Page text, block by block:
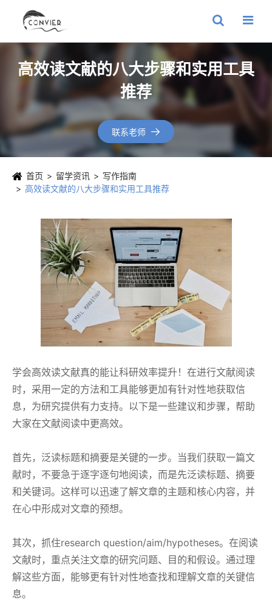
高效读文献的八大步骤和实用工具
推荐
联系老师 
首页 留学资讯
写作指南
高效读文献的八大步骤和实用工具推荐
学会高效读文献真的能让科研效率提升！在进行文献阅读
时，采用一定的方法和工具能够更加有针对性地获取信
息，为研究提供有力支持。以下是一些建议和步骤，帮助
大家在文献阅读中更高效。
首先，泛读标题和摘要是关键的一步。当我们获取一篇文
献时，不要急于逐字逐句地阅读，而是先泛读标题、摘要
和关键词。这样可以迅速了解文章的主题和核心内容，并
在心中形成对文章的预想。
其次，抓住research question/aim/hypotheses。在阅读
文献时，重点关注文章的研究问题、目的和假设。通过理
解这些方面，能够更有针对性地查找和理解文章的关键信
息。